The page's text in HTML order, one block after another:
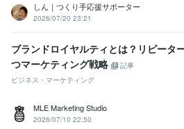
しん｜つくり手応援サポーター
2026/07/20 23:21
ブランドロイヤルティとは？リピータ
つマーケティング戦略
記事
ビジネス・マーケティング
MLE Marketing Studio
2026/07/10 22:50